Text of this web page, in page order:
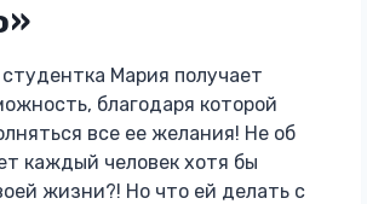
Мария получает
благодаря которой
все ее желания! Не об
каждый человек хотя бы
жизни?! Но что ей делать с